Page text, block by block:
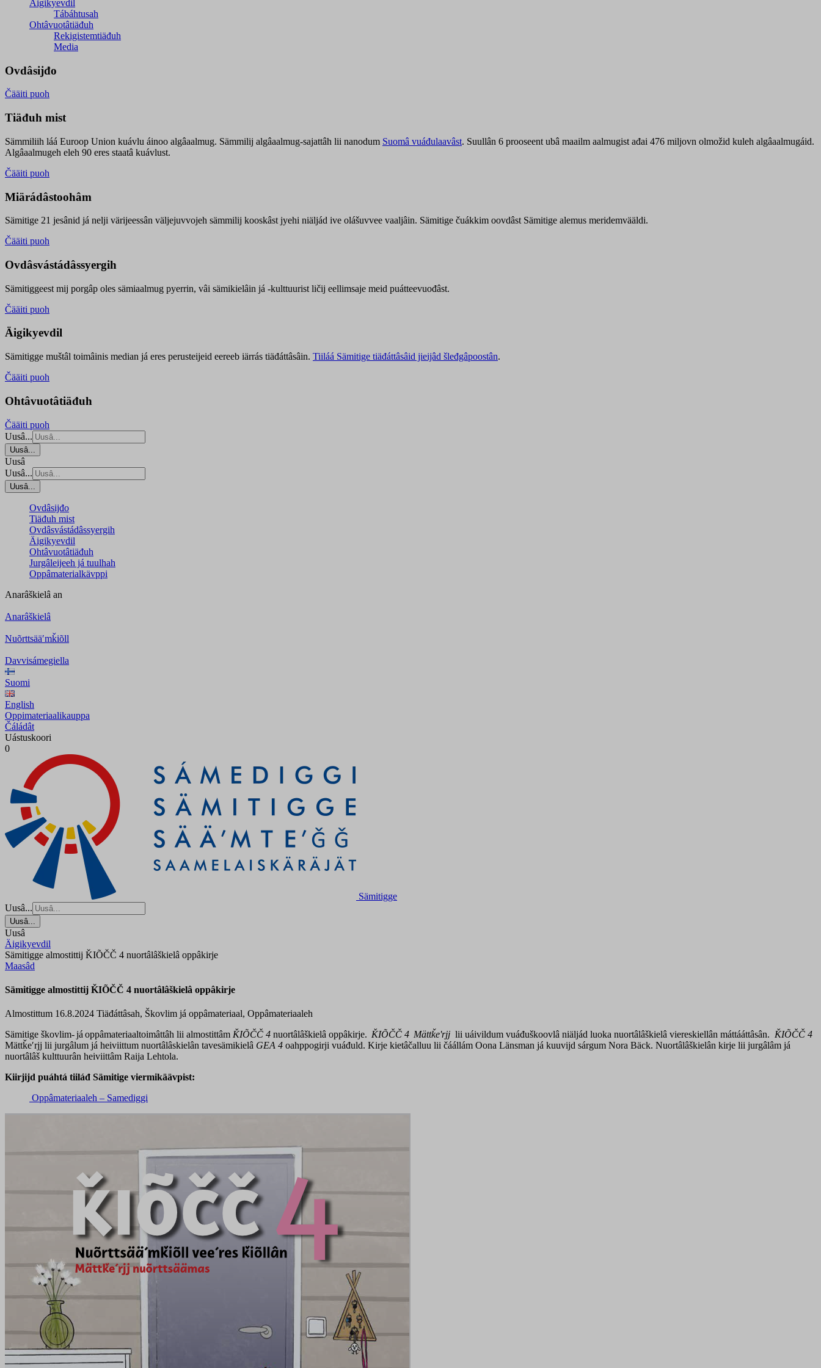
Äigikyevdil
Tábáhtusah
Ohtâvuotâtiäđuh
Rekigistemtiäđuh
Media
Ovdâsijđo
Čääiti puoh
Tiäđuh mist
Sämmiliih láá Euroop Union kuávlu áinoo algâaalmug. Sämmilij algâaalmug-sajattâh lii nanodum Suomâ vuáđulaavâst. Suullân 6 prooseent ubâ maailm aalmugist ađai 476 miljovn olmožid kuleh algâaalmugáid.
Algâaalmugeh eleh 90 eres staatâ kuávlust.
Čääiti puoh
Miärádâstoohâm
Sämitige 21 jesânid já nelji värijeessân väljejuvvojeh sämmilij kooskâst jyehi niäljád ive olášuvvee vaaljâin. Sämitige čuákkim oovdâst Sämitige alemus meridemvääldi.
Čääiti puoh
Ovdâsvástádâssyergih
Sämitiggeest mij porgâp oles sämiaalmug pyerrin, vâi sämikielâin já -kulttuurist ličij eellimsaje meid puátteevuođâst.
Čääiti puoh
Äigikyevdil
Sämitigge muštâl toimâinis median já eres perusteijeid eereeb iärrás tiäđáttâsâin. Tiiláá Sämitige tiäđáttâsâid jieijâd šleđgâpoostân.
Čääiti puoh
Ohtâvuotâtiäđuh
Čääiti puoh
Uusâ...
Uusâ...
Uusâ
Uusâ...
Uusâ...
Ovdâsijđo
Tiäđuh mist
Ovdâsvástádâssyergih
Äigikyevdil
Ohtâvuotâtiäđuh
Jurgâleijeeh já tuulhah
Oppâmaterialkävppi
Anarâškielâ an
Anarâškielâ
Nuõrttsääʹmǩiõll
Davvisámegiella
Suomi
English
Oppimateriaalikauppa
Čáládât
Uástuskoori
0
Sämitigge
Uusâ...
Uusâ...
Uusâ
Äigikyevdil
Sämitigge almostittij ǨIÕČČ 4 nuortâlâškielâ oppâkirje
Maasâd
Sämitigge almostittij ǨIÕČČ 4 nuortâlâškielâ oppâkirje
Almostittum 16.8.2024 Tiäđáttâsah, Škovlim já oppâmateriaal, Oppâmateriaaleh
Sämitige škovlim- já oppâmateriaaltoimâttâh lii almostittâm ǨIÕČČ 4 nuortâlâškielâ oppâkirje. ǨIÕČČ 4 Mättǩeʹrjj lii uáivildum vuáđuškoovlâ niäljád luoka nuortâlâškielâ viereskiellân máttááttâsân. ǨIÕČČ 4
Mättǩeʹrjj lii jurgâlum já heiviittum nuortâlâskielân tavesämikielâ GEA 4 oahppogirji vuáđuld. Kirje kietâčalluu lii čáállám Oona Länsman já kuuvijd sárgum Nora Bäck. Nuortâlâškielân kirje lii jurgâlâm já
nuortâlâš kulttuurân heiviittâm Raija Lehtola.
Kiirjijd puáhtá tiiláđ Sämitige viermikäävpist:
Oppâmateriaaleh – Samediggi